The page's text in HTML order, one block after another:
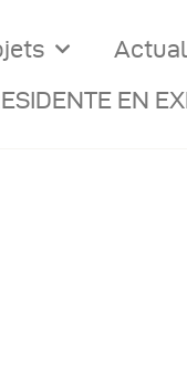
EN